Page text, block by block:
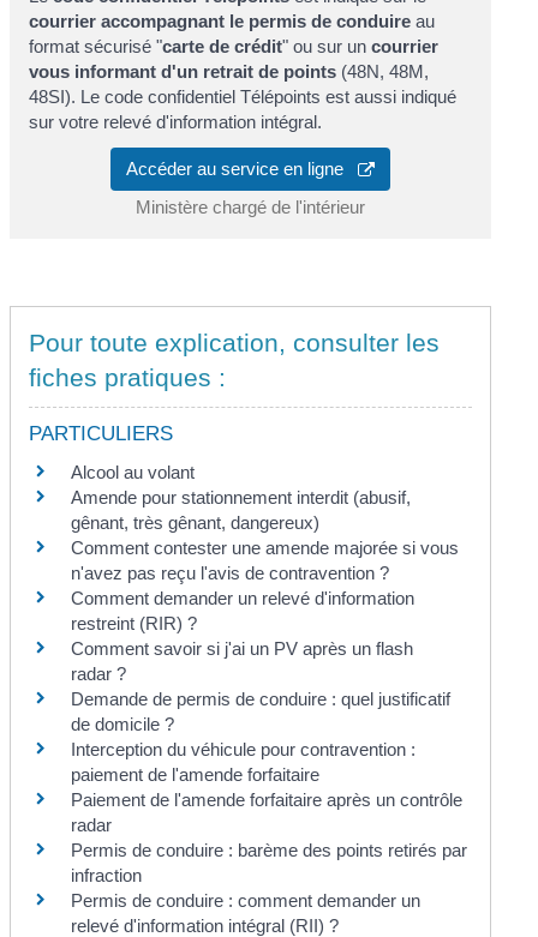
courrier accompagnant le permis de conduire au
format sécurisé "carte de crédit" ou sur uncourrier
vous informant d'un retrait de points (48N, 48M,
48SI). Le code confidentiel Télépoints est aussi indiqué
sur votre relevé d'information intégral.
Accéder au service en ligne
Ministère chargé de l'intérieur
Pour toute explication, consulter les
fiches pratiques :
PARTICULIERS
Alcool au volant
Amende pour stationnement interdit (abusif,
gênant, très gênant, dangereux)
Comment contester une amende majorée si vous
n'avez pas reçu l'avis de contravention ?
Comment demander un relevé d'information
restreint (RIR) ?
Comment savoir si j'ai un PV après un flash
radar ?
Demande de permis de conduire : quel justificatif
de domicile ?
Interception du véhicule pour contravention :
paiement de l'amende forfaitaire
Paiement de l'amende forfaitaire après un contrôle
radar
Permis de conduire : barème des points retirés par
infraction
Permis de conduire : comment demander un
relevé d'information intégral (RII) ?